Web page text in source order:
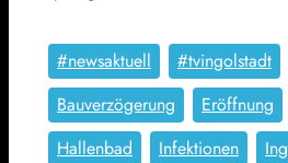
#newsaktuell #tvingolstadt
Bauverzögerung
Eröffnung
Hallenbad
Infektionen